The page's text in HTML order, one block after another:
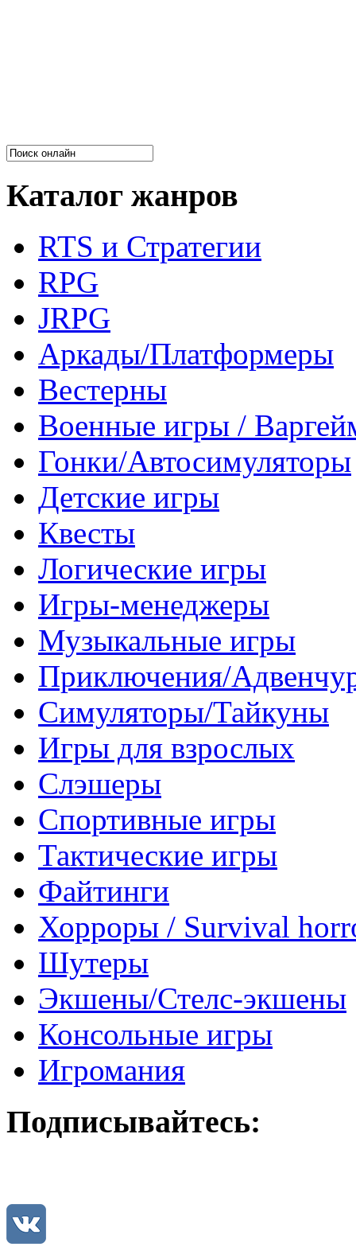
Каталог жанров
RTS и Стратегии
RPG
JRPG
Аркады/Платформеры
Вестерны
Военные игры /
Гонки/Автосимуляторы
Детские игры
Квесты
Логические игры
Игры-менеджеры
Музыкальные игры
Приключения/
Симуляторы/Тайкуны
Игры для взрослых
Слэшеры
Спортивные игры
Тактические игры
Файтинги
Хорроры / Survival
Шутеры
Экшены/Стелс-экшены
Консольные игры
Игромания
Подписывайтесь: